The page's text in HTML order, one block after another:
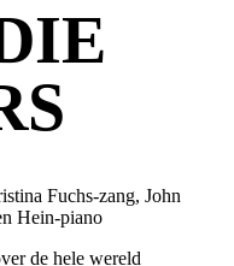
Fuchs-zang, John
Hein-piano
de hele wereld